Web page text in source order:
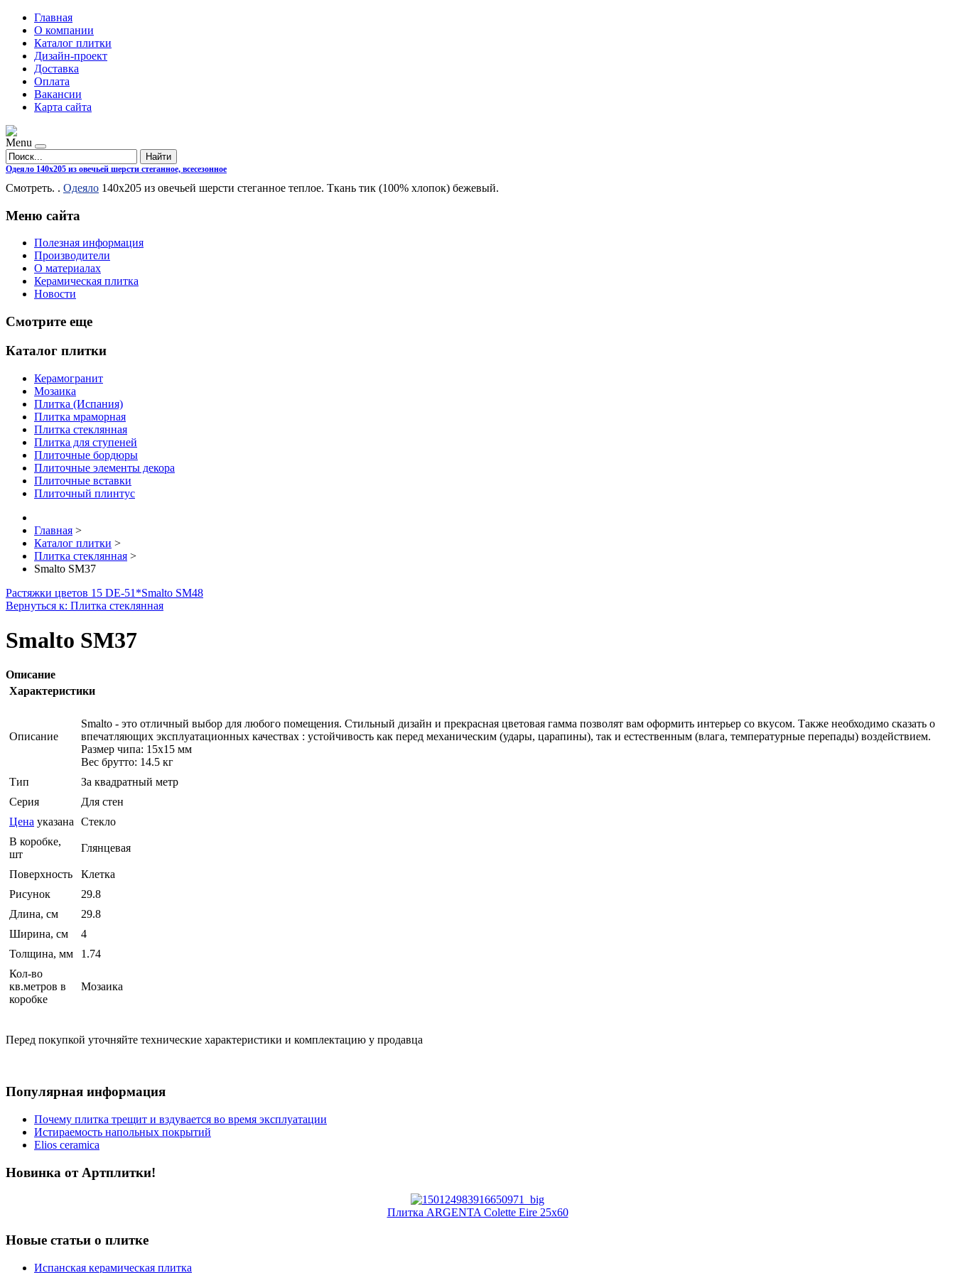
Главная
О компании
Каталог плитки
Дизайн-проект
Доставка
Оплата
Вакансии
Карта сайта
Menu
Найти
Одеяло 140х205 из овечьей шерсти стеганное, всесезонное
Смотреть. . Одеяло 140х205 из овечьей шерсти стеганное теплое. Ткань тик (100% хлопок) бежевый.
Меню сайта
Полезная информация
Производители
О материалах
Керамическая плитка
Новости
Смотрите еще
Каталог плитки
Керамогранит
Мозаика
Плитка (Испания)
Плитка мраморная
Плитка стеклянная
Плитка для ступеней
Плиточные бордюры
Плиточные элементы декора
Плиточные вставки
Плиточный плинтус
Главная >
Каталог плитки >
Плитка стеклянная >
Smalto SM37
Растяжки цветов 15 DE-51*Smalto SM48
Вернуться к: Плитка стеклянная
Smalto SM37
Описание
Характеристики
Описание
Smalto - это отличный выбор для любого помещения. Стильный дизайн и прекрасная цветовая гамма позволят вам оформить интерьер со вкусом. Также необходимо сказать о
впечатляющих эксплуатационных качествах : устойчивость как перед механическим (удары, царапины), так и естественным (влага, температурные перепады) воздействием.
Размер чипа: 15x15 мм
Вес брутто: 14.5 кг
Тип
За квадратный метр
Серия
Для стен
Цена указана Стекло
В коробке,
шт
Глянцевая
Поверхность
Клетка
Рисунок
29.8
Длина, см
29.8
Ширина, см
4
Толщина, мм
1.74
Кол-во
кв.метров в
коробке
Мозаика
Перед покупкой уточняйте технические характеристики и комплектацию у продавца
Популярная информация
Почему плитка трещит и вздувается во время эксплуатации
Истираемость напольных покрытий
Elios ceramica
Новинка от Артплитки!
Плитка ARGENTA Colette Eire 25x60
Новые статьи о плитке
Испанская керамическая плитка